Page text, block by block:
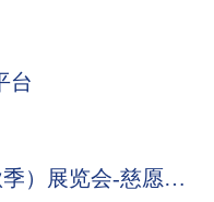
台
）展览会-慈愿邀